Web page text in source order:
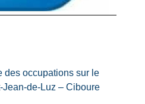
des occupations sur le
de-Luz – Ciboure